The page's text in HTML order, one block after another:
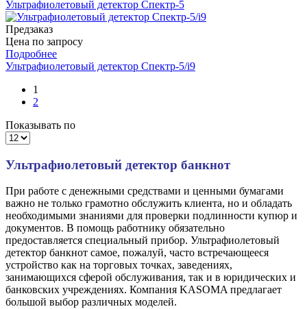
Ультрафиолетовый детектор Спектр-5
Предзаказ
Цена по запросу
Подробнее
Ультрафиолетовый детектор Спектр-5/i9
1
2
Показывать по
Ультрафиолетовый детектор банкнот
При работе с денежными средствами и ценными бумагами
важно не только грамотно обслужить клиента, но и обладать
необходимыми знаниями для проверки подлинности купюр и
документов. В помощь работнику обязательно
предоставляется специальный прибор. Ультрафиолетовый
детектор банкнот самое, пожалуй, часто встречающееся
устройство как на торговых точках, заведениях,
занимающихся сферой обслуживания, так и в юридических и
банковских учреждениях. Компания KASOMA предлагает
большой выбор различных моделей.